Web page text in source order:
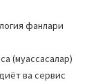
фанлари
(муассасалар)
ва сервис